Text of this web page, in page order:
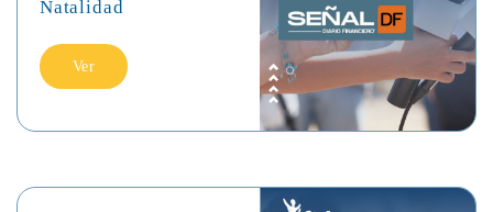
Natalidad
Ver